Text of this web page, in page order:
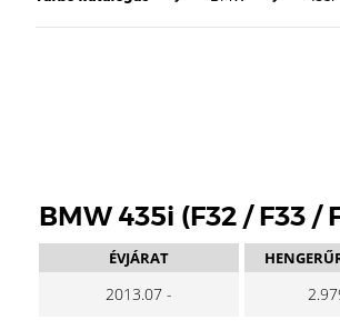
BMW 435i (F32 / F33 /
ÉVJÁRAT
2013.07 -